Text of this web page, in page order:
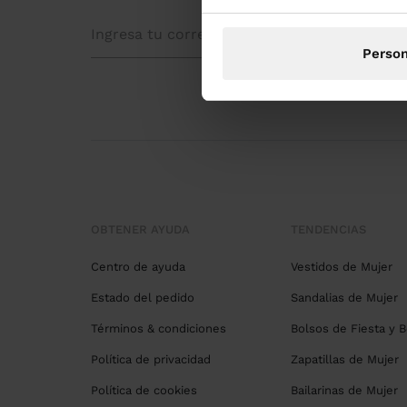
Centro de ayuda
Estado del pedido
Términos & condiciones
Política de privacidad
Política de cookies
Vestidos de Mujer
Sandalias de Mujer
Bolsos de Fiesta y
Zapatillas de Mujer
Bailarinas de Mujer